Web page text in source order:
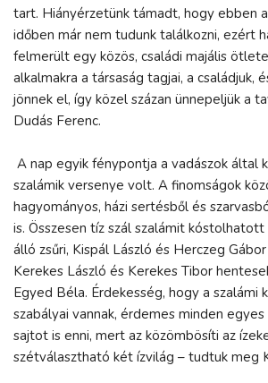
tart. Hiányérzetünk támadt, hogy ebben
időben már nem tudunk találkozni, ezért
felmerült egy közös, családi majális
alkalmakra a társaság tagjai, a családjuk,
jönnek el, így közel százan ünnepeljük a
Dudás Ferenc.
A nap egyik fénypontja a vadászok által
szalámik versenye volt. A finomságok
hagyományos, házi sertésből és
is. Összesen tíz szál szalámit
álló zsűri, Kispál László és Herczeg
Kerekes László és Kerekes Tibor
Egyed Béla. Érdekesség, hogy a szalámi
szabályai vannak, érdemes minden
sajtot is enni, mert az közömbösíti az
szétválasztható két ízvilág – tudtuk meg